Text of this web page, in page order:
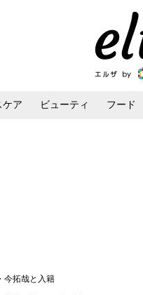
ケア ビューティ フード
今拓哉と入籍